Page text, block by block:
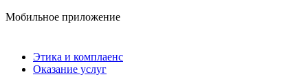
Мобильное приложение
Этика и комплаенс
Оказание услуг